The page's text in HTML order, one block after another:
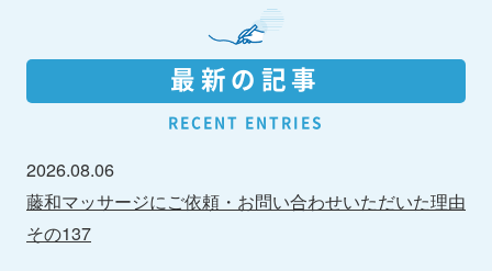
最新の記事
RECENT ENTRIES
2026.08.06
藤和マッサージにご依頼・お問い合わせいただいた理由
その137